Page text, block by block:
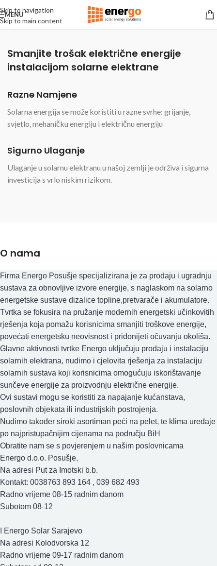
Skip to navigation
Skip to main content
MENU
Smanjite trošak električne energije
instalacijom solarne elektrane
Razne Namjene
Solarna energija se može koristiti u razne svrhe: grijanje,
svjetlo, mehaničku energiju i električnu energiju
Sigurno Ulaganje
Ulaganje u solarnu elektranu u našoj zemlji je održiva i sigurna
investicija s vrlo niskim rizikom.
O nama
Firma Energo Posušje specijalizirana je za prodaju i ugradnju
sustava za obnovljive izvore energije, s naglaskom na solarno
energetske sustave dizalice topline,pretvarače i akumulatore.
Tvrtka se fokusira na pružanje modernih energetski učinkovitih
rješenja koja pomažu korisnicima smanjiti troškove energije,
povećati energetsku neovisnost i pridonijeti očuvanju okoliša.
Glavne aktivnosti tvrtke Energo uključuju prodaju i instalaciju
solarnih elektrana, nudimo i cjelovita rješenja za instalaciju
solarnih sustava koji korisnicima omogućuju iskorištavanje
sunčeve energije za proizvodnju električne energije.
Ovi sustavi mogu se koristiti za napajanje kućanstava,
poslovnih objekata ili industrijskih postrojenja.
Nudimo također siroki asortiman peći na pelet, te klima uređaje
po najpristupačnijim cijenama na području BiH
Obratite nam se s povjerenjem u našim poslovnicama
Energo d.o.o. Posušje,
Na adresi Put za Imotski b.b.
Kontakt: 0038763 893 164 , 039 682 493
Radno vrijeme 08-15 radnim danom
Subotom 08-12
I Energo Solar Sarajevo
Na adresi Kolodvorska 12
Radno vrijeme 09-17 radnim danom